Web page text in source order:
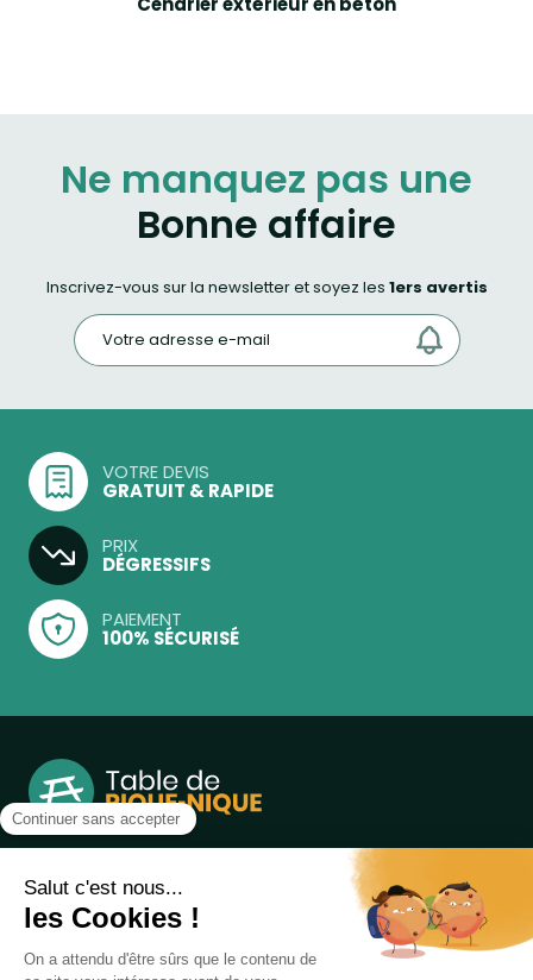
Ne manquez pas une
Bonne affaire
Inscrivez-vous sur la newsletter et soyez les 1ers avertis
VOTRE DEVIS
GRATUIT & RAPIDE
PRIX
DÉGRESSIFS
PAIEMENT
100% SÉCURISÉ
Notre boutique, spécialisée dans la vente de table de
pique-nique et de plein air, est principalement adressée
aux collectvités, aux entreprises privées et publiques et au
associations.